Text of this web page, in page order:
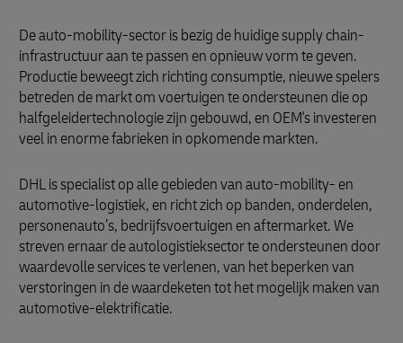
De auto-mobility-sector is bezig de huidige supply chain-
infrastructuur aan te passen en opnieuw vorm te geven.
Productie beweegt zich richting consumptie, nieuwe spelers
betreden de markt om voertuigen te ondersteunen die op
halfgeleidertechnologie zijn gebouwd, en OEM's investeren
veel in enorme fabrieken in opkomende markten.
DHL is specialist op alle gebieden van auto-mobility- en
automotive-logistiek, en richt zich op banden, onderdelen,
personenauto’s, bedrijfsvoertuigen en aftermarket. We
streven ernaar de autologistieksector te ondersteunen door
waardevolle services te verlenen, van het beperken van
verstoringen in de waardeketen tot het mogelijk maken van
automotive-elektrificatie.